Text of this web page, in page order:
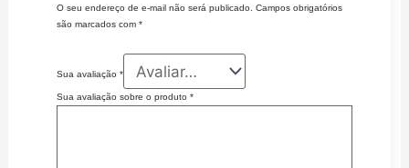
O seu endereço de e-mail não será publicado. Campos obrigatórios
são marcados com *
Sua avaliação *
Sua avaliação sobre o produto *